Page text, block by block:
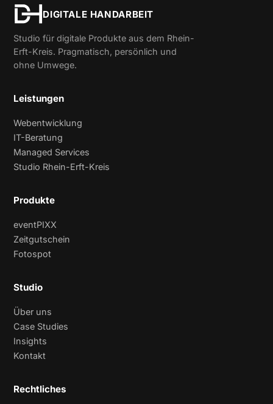
DIGITALE HANDARBEIT
Studio für digitale Produkte aus dem Rhein-
Erft-Kreis. Pragmatisch, persönlich und
ohne Umwege.
Leistungen
Webentwicklung
IT-Beratung
Managed Services
Studio Rhein-Erft-Kreis
Produkte
eventPIXX
Zeitgutschein
Fotospot
Studio
Über uns
Case Studies
Insights
Kontakt
Rechtliches